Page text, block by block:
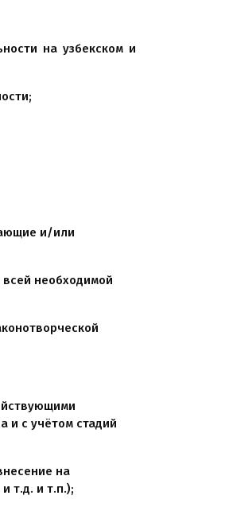
на узбекском и
и/или
необходимой
и с учётом стадий
на
т.д. и т.п.);